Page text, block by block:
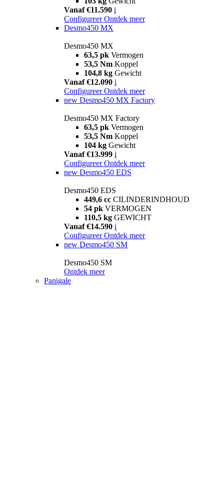
Vanaf €11.590 i
Configureer Ontdek meer
Desmo450 MX
Desmo450 MX
63,5 pk Vermogen
53,5 Nm Koppel
104,8 kg Gewicht
Vanaf €12.090 i
Configureer Ontdek meer
new Desmo450 MX Factory
Desmo450 MX Factory
63,5 pk Vermogen
53,5 Nm Koppel
104 kg Gewicht
Vanaf €13.999 i
Configureer Ontdek meer
new Desmo450 EDS
Desmo450 EDS
449,6 cc CILINDERINDHOUD
54 pk VERMOGEN
110,5 kg GEWICHT
Vanaf €14.590 i
Configureer Ontdek meer
new Desmo450 SM
Desmo450 SM
Ontdek meer
Panigale